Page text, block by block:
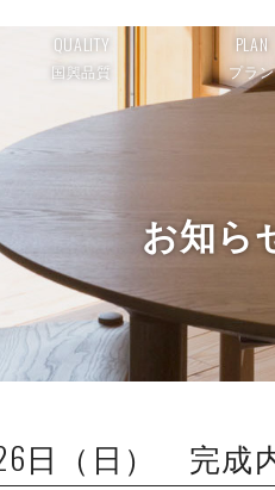
QUALITY
国興品質
PLAN
プラン
お知ら
日（日） 完成